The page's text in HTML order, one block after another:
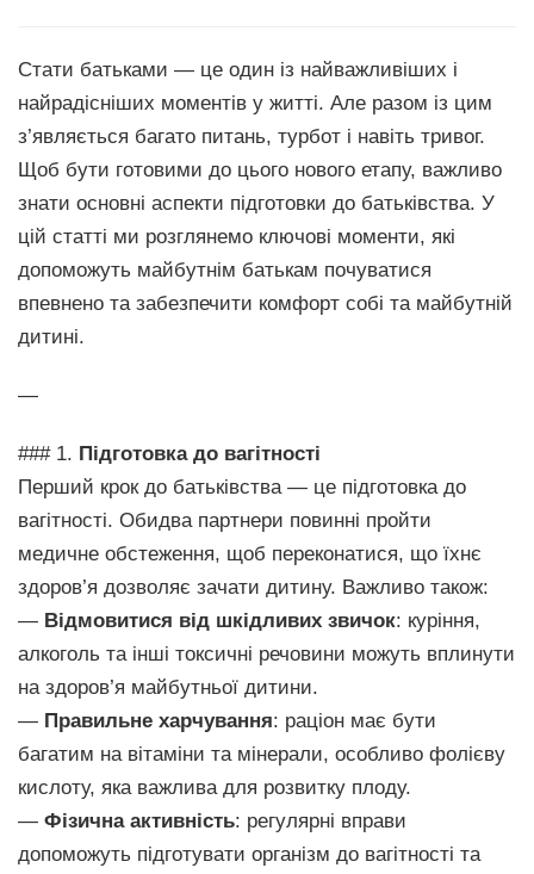
Стати батьками — це один із найважливіших і
найрадісніших моментів у житті. Але разом із цим
з’являється багато питань, турбот і навіть тривог.
Щоб бути готовими до цього нового етапу, важливо
знати основні аспекти підготовки до батьківства. У
цій статті ми розглянемо ключові моменти, які
допоможуть майбутнім батькам почуватися
впевнено та забезпечити комфорт собі та майбутній
дитині.
—
### 1. Підготовка до вагітності
Перший крок до батьківства — це підготовка до
вагітності. Обидва партнери повинні пройти
медичне обстеження, щоб переконатися, що їхнє
здоров’я дозволяє зачати дитину. Важливо також:
— Відмовитися від шкідливих звичок: куріння,
алкоголь та інші токсичні речовини можуть вплинути
на здоров’я майбутньої дитини.
— Правильне харчування: раціон має бути
багатим на вітаміни та мінерали, особливо фолієву
кислоту, яка важлива для розвитку плоду.
— Фізична активність: регулярні вправи
допоможуть підготувати організм до вагітності та